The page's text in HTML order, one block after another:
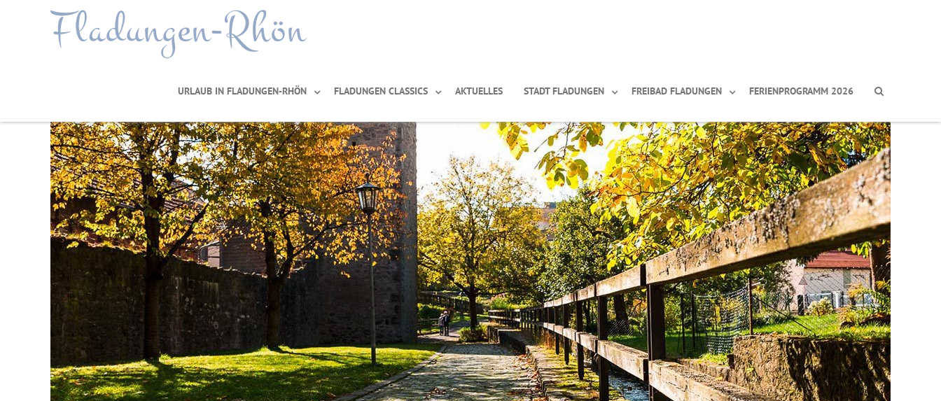
Fladungen-Rhön
URLAUB IN FLADUNGEN-RHÖN FLADUNGEN CLASSICS AKTUELLES STADT FLADUNGEN FREIBAD FLADUNGEN FERIENPROGRAMM 2026